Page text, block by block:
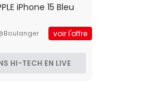
iPhone 15 Bleu
voir l'offre
HI-TECH EN LIVE